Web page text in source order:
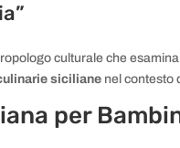
culturale che
siciliane nel contesto
per